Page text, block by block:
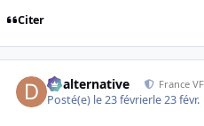
Citer
dbalternative France
Posté(e) le 23 févrierle 23 févr.